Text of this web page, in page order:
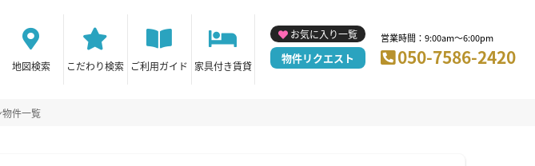
地図検索 こだわり検索 ご利用ガイド 家具付き賃貸
お気に入り一覧
物件リクエスト
営業時間：9:00am～6:00pm
050-7586-2420
件一覧